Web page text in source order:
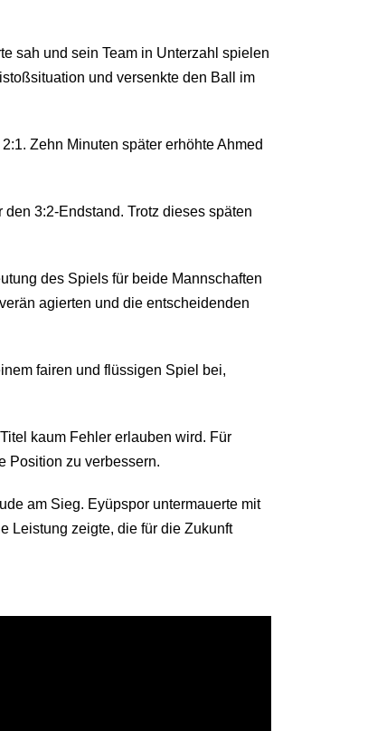
sah und sein Team in Unterzahl spielen
und versenkte den Ball im
Zehn Minuten später erhöhte Ahmed
3:2-Endstand. Trotz dieses späten
des Spiels für beide Mannschaften
agierten und die entscheidenden
fairen und flüssigen Spiel bei,
kaum Fehler erlauben wird. Für
Position zu verbessern.
am Sieg. Eyüpspor untermauerte mit
Leistung zeigte, die für die Zukunft